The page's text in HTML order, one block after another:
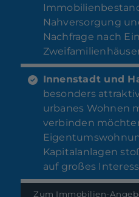
Nahversorgung
Nachfrage nach
Innenstadt und
besonders
urbanes Wohnen
verbinden
Kapitalanlagen
auf großes
Zum Immobilien-